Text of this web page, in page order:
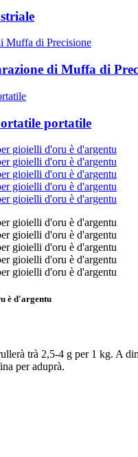
di Muffa di
portatile
è d'argentu
trà 2,5-4 g per 1 kg. A
per aduprà.